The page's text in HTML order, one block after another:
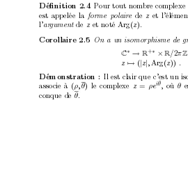
Déﬁnition 2.4 Pour tout nombre complexe
est appelée la forme polaire de z et
l’argument de z et noté Arg(z).
Corollaire 2.5 On a un isomorphisme de
C∗ →R +∗ ×R /2πZ
z 7→ ( z| , Arg(z))
Démonstration : Il est clair que c’est un
associe à (ρ, θ) le complexe z= ρeiθ, où θ
conque de θ